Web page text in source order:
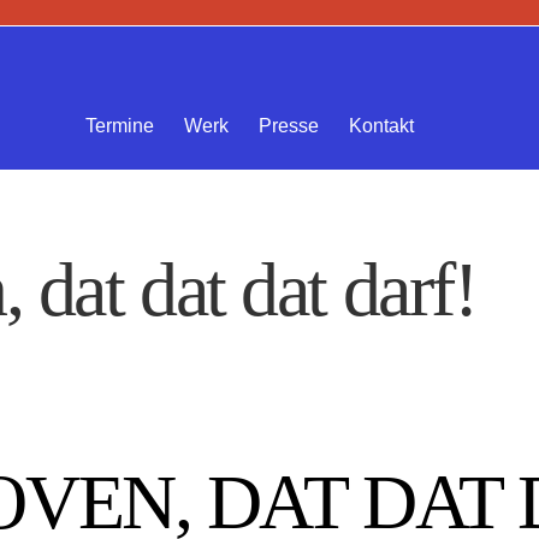
Termine
Werk Presse Kontakt
dat dat dat darf!
DAT DAT